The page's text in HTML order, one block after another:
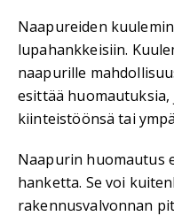
Naapureiden
lupahankkeisiin.
naapurille
esittää
kiinteistöönsä tai
Naapurin huomautus
hanketta. Se voi
rakennusvalvonnan